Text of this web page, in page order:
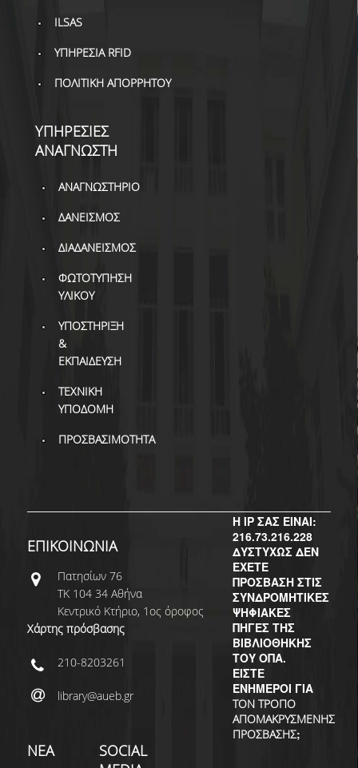
ILSAS
ΥΠΗΡΕΣΙΑ RFID
ΠΟΛΙΤΙΚΗ ΑΠΟΡΡΗΤΟΥ
ΥΠΗΡΕΣΙΕΣ
ΑΝΑΓΝΩΣΤΗ
ΑΝΑΓΝΩΣΤΗΡΙΟ
ΔΑΝΕΙΣΜΟΣ
ΔΙΑΔΑΝΕΙΣΜΟΣ
ΦΩΤΟΤΥΠΗΣΗ
ΥΛΙΚΟΥ
ΥΠΟΣΤΗΡΙΞΗ
&
ΕΚΠΑΙΔΕΥΣΗ
ΤΕΧΝΙΚΗ
ΥΠΟΔΟΜΗ
ΠΡΟΣΒΑΣΙΜΟΤΗΤΑ
Η IP ΣΑΣ ΕΙΝΑΙ:
216.73.216.228
ΔΥΣΤΥΧΩΣ ΔΕΝ
ΕΧΕΤΕ
ΠΡΟΣΒΑΣΗ ΣΤΙΣ
ΣΥΝΔΡΟΜΗΤΙΚΕΣ
ΨΗΦΙΑΚΕΣ
ΠΗΓΕΣ ΤΗΣ
ΒΙΒΛΙΟΘΗΚΗΣ
ΤΟΥ ΟΠΑ.
ΕΙΣΤΕ
ΕΝΗΜΕΡΟΙ ΓΙΑ
ΤΟΝ ΤΡΟΠΟ
ΑΠΟΜΑΚΡΥΣΜΕΝΗΣ
ΠΡΟΣΒΑΣΗΣ;
ΕΠΙΚΟΙΝΩΝΙΑ
Πατησίων 76
ΤΚ 104 34 Αθήνα
Κεντρικό Κτήριο, 1ος όροφος
Χάρτης πρόσβασης
210-8203261
library@aueb.gr
ΝΕΑ
SOCIAL